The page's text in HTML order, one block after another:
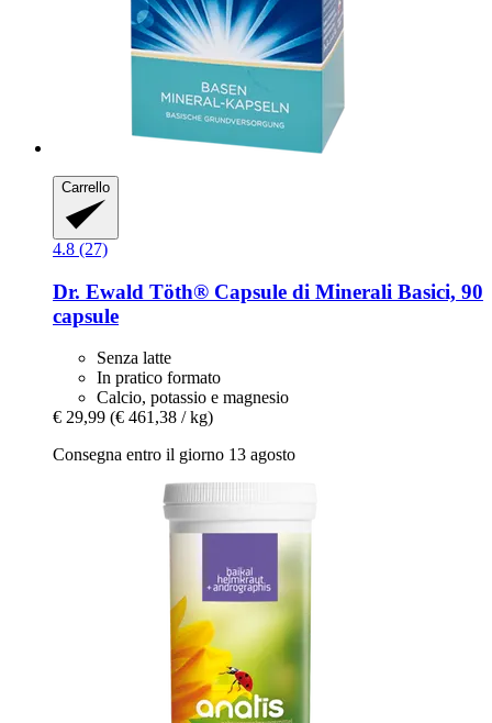
Carrello
4.8 (27)
Dr. Ewald Töth® Capsule di Minerali Basici, 90
capsule
Senza latte
In pratico formato
Calcio, potassio e magnesio
€ 29,99 (€ 461,38 / kg)
Consegna entro il giorno 13 agosto